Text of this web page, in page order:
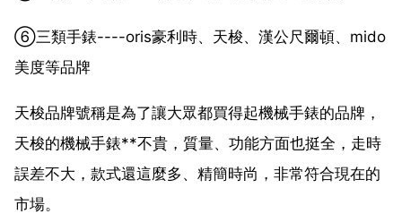
⑥三類手錶----oris豪利時、天梭、漢公尺爾頓、mido
美度等品牌
天梭品牌號稱是為了讓大眾都買得起機械手錶的品牌，
天梭的機械手錶**不貴，質量、功能方面也挺全，走時
誤差不大，款式還這麼多、精簡時尚，非常符合現在的
市場。